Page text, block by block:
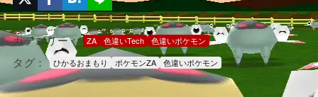
カテゴリー： ZA 色違いTech 色違いポケモン
タグ： ひかるおまもり ポケモンZA 色違いポケモン